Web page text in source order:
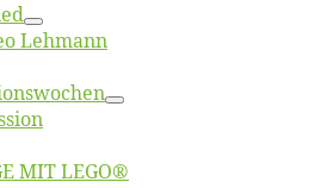
Lehmann
MIT LEGO®